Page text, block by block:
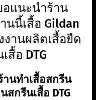
แนะนำร้าน
นนี้เสื้อ Gildan
านผลิตเสื้อยืด
สื้อ DTG
นทําเสื้อสกรีน
สกรีนเสื้อ DTG